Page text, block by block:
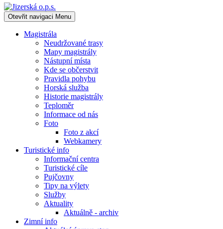
Otevřit navigaci Menu
Magistrála
Neudržované trasy
Mapy magistrály
Nástupní místa
Kde se občerstvit
Pravidla pohybu
Horská služba
Historie magistrály
Teploměr
Informace od nás
Foto
Foto z akcí
Webkamery
Turistické info
Informační centra
Turistické cíle
Pujčovny
Tipy na výlety
Služby
Aktuality
Aktuálně - archiv
Zimní info